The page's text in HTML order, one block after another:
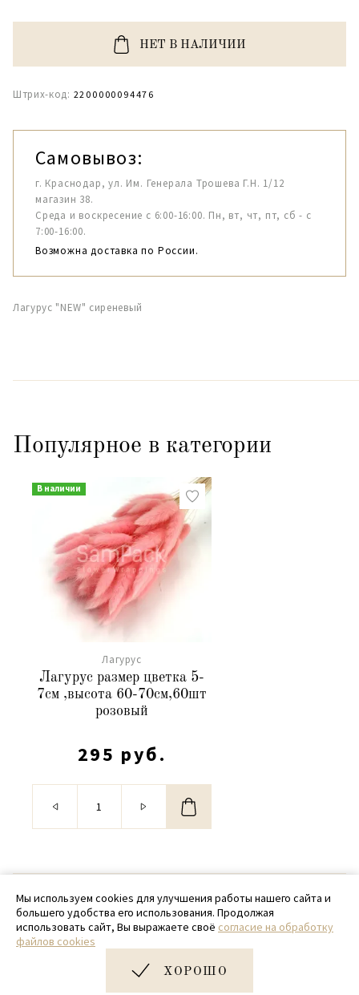
НЕТ В НАЛИЧИИ
Штрих-код: 2200000094476
Самовывоз:
г. Краснодар, ул. Им. Генерала Трошева Г.Н. 1/12
магазин 38.
Среда и воскресение с 6:00-16:00. Пн, вт, чт, пт, сб - с
7:00-16:00.
Возможна доставка по России.
Лагурус "NEW" сиреневый
Популярное в категории
В наличии
Лагурус
Лагурус размер цветка 5-
7см ,высота 60-70см,60шт
розовый
295 руб.
© 2020 - 2026 SamPack
+ 7 (918) 699-97-87
zakaz@sampack.store
Мы используем cookies для улучшения работы нашего сайта и
большего удобства его использования. Продолжая
использовать сайт, Вы выражаете своё согласие на обработку
файлов cookies
ХОРОШО